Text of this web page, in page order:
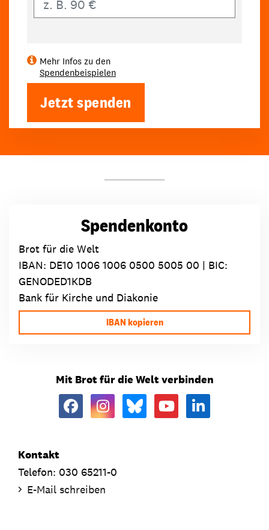
Mehr Infos zu den
Spendenbeispielen
Jetzt spenden
Spendenkonto
Brot für die Welt
IBAN: DE10 1006 1006 0500 5005 00 | BIC:
GENODED1KDB
Bank für Kirche und Diakonie
IBAN kopieren
Mit Brot für die Welt verbinden
Kontakt
Telefon: 030 65211-0
E-Mail schreiben